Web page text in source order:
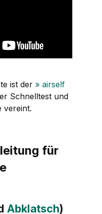
ist der » airself
Schnelltest und
vereint.
für
Abklatsch)